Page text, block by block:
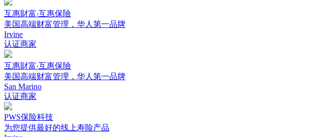
互惠財富‧互惠保險
美国高端财富管理，华人第一品牌
Irvine
认证商家
互惠財富‧互惠保險
美国高端财富管理，华人第一品牌
San Marino
认证商家
PWS保险科技
为您提供最好的线上寿险产品